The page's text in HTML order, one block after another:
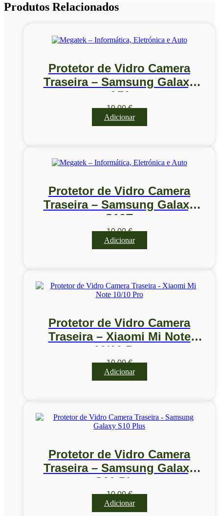
Produtos Relacionados
Protetor de Vidro Camera
Traseira – Samsung Galaxy
A71
10,00€
Adicionar
Protetor de Vidro Camera
Traseira – Samsung Galaxy
S10E
10,00€
Adicionar
Protetor de Vidro Camera
Traseira – Xiaomi Mi Note
10/10 Pro
10,00€
Adicionar
Protetor de Vidro Camera
Traseira – Samsung Galaxy
S10 Plus
10,00€
Adicionar